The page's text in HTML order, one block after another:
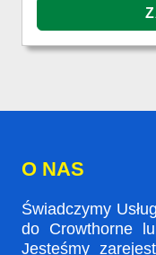
O NAS
Świadczymy
do Crowthorne
Jesteśmy